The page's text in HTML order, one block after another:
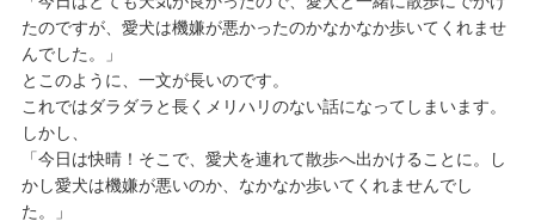
たのですが、愛犬は機嫌が悪かったのかなかなか歩いてくれませ
んでした。」
とこのように、一文が長いのです。
これではダラダラと長くメリハリのない話になってしまいます。
しかし、
「今日は快晴！そこで、愛犬を連れて散歩へ出かけることに。し
かし愛犬は機嫌が悪いのか、なかなか歩いてくれませんでし
た。」